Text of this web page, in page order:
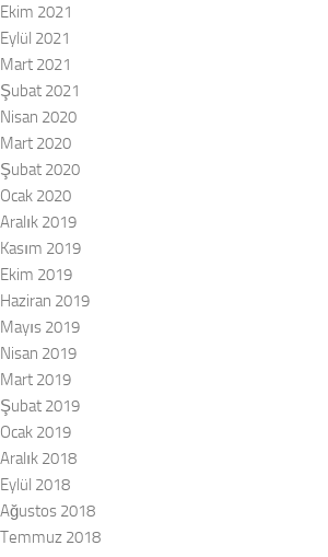
Ekim 2021
Eylül 2021
Mart 2021
Şubat 2021
Nisan 2020
Mart 2020
Şubat 2020
Ocak 2020
Aralık 2019
Kasım 2019
Ekim 2019
Haziran 2019
Mayıs 2019
Nisan 2019
Mart 2019
Şubat 2019
Ocak 2019
Aralık 2018
Eylül 2018
Ağustos 2018
Temmuz 2018